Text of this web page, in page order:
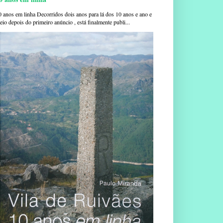
anos em linha Decorridos dois anos para lá dos 10 anos e ano e
depois do primeiro anúncio , está finalmente publi...